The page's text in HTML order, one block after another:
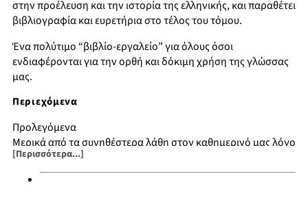
στην προέλευση και την ιστορία της ελληνικής, και παραθέτει
βιβλιογραφία και ευρετήρια στο τέλος του τόμου.
Ένα πολύτιμο “βιβλίο-εργαλείο” για όλους όσοι
ενδιαφέρονται για την ορθή και δόκιμη χρήση της γλώσσας
μας.
Περιεχόμενα
Προλεγόμενα
Μερικά από τα συνηθέστερα λάθη στον καθημερινό μας λόγο
Οι ευχρηστότερες λέξεις με προβληματική ορθογραφία
Οι κυριότερες ομόηχες λέξεις
[Περισσότερα...]